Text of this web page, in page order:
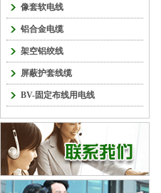
像套软电线
铝合金电缆
架空铝绞线
屏蔽护套线缆
BV-固定布线用电线